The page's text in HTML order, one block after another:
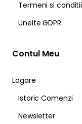
Termeni si conditii
Unelte GDPR
Contul Meu
Logare
Istoric Comenzi
Newsletter